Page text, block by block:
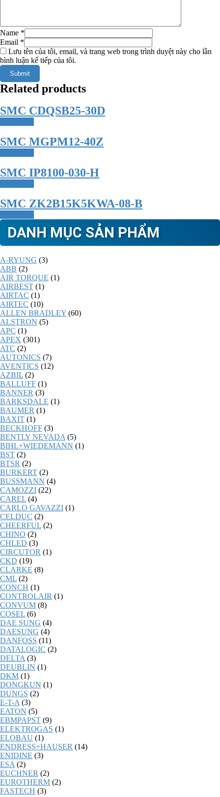
Name *
Email *
Lưu tên của tôi, email, và trang web trong trình duyệt này cho lần
bình luận kế tiếp của tôi.
Related products
SMC CDQSB25-30D
SMC MGPM12-40Z
SMC IP8100-030-H
SMC ZK2B15K5KWA-08-B
DANH MỤC SẢN PHẨM
A-RYUNG (3)
ABB (2)
AIR TORQUE (1)
AIRBEST (1)
AIRTAC (1)
AIRTEC (10)
ALLEN BRADLEY (60)
ALSTRON (5)
APC (1)
APEX (301)
ATC (2)
AUTONICS (7)
AVENTICS (12)
AZBIL (2)
BALLUFF (1)
BANNER (3)
BARKSDALE (1)
BAUMER (1)
BAXIT (1)
BECKHOFF (3)
BENTLY NEVADA (5)
BIHL+WIEDEMANN (1)
BST (2)
BTSR (2)
BURKERT (2)
BUSSMANN (4)
CAMOZZI (22)
CAREL (4)
CARLO GAVAZZI (1)
CELDUC (2)
CHEERFUL (2)
CHINO (2)
CHLED (3)
CIRCUTOR (1)
CKD (19)
CLARKE (8)
CML (2)
CONCH (1)
CONTROLAIR (1)
CONVUM (8)
COSEL (6)
DAE SUNG (4)
DAESUNG (4)
DANFOSS (11)
DATALOGIC (2)
DELTA (3)
DEUBLIN (1)
DKM (1)
DONGKUN (1)
DUNGS (2)
E-T-A (3)
EATON (5)
EBMPAPST (9)
ELEKTROGAS (1)
ELOBAU (1)
ENDRESS+HAUSER (14)
ENIDINE (3)
ESA (2)
EUCHNER (2)
EUROTHERM (2)
FASTECH (3)